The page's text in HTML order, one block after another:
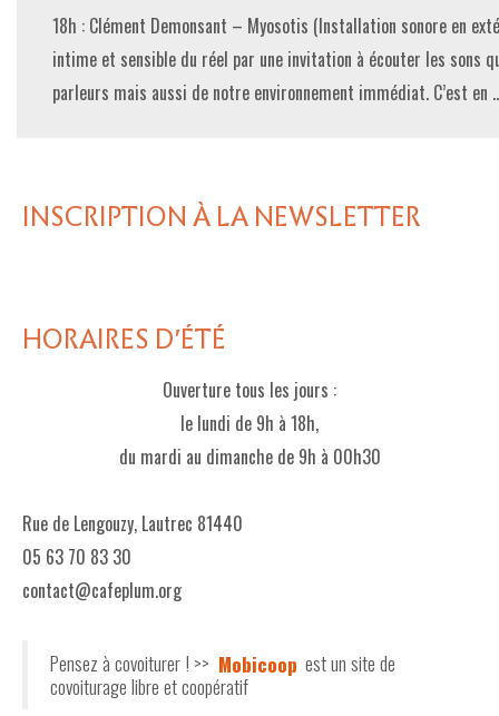
18h : Clément Demonsant – Myosotis (Installation sonore en
intime et sensible du réel par une invitation à écouter les sons
parleurs mais aussi de notre environnement immédiat. C’est en
INSCRIPTION À LA NEWSLETTER
HORAIRES D'ÉTÉ
Ouverture tous les jours :
le lundi de 9h à 18h,
du mardi au dimanche de 9h à 00h30
Rue de Lengouzy, Lautrec 81440
05 63 70 83 30
contact@cafeplum.org
Pensez à covoiturer ! >> Mobicoop est un site de
covoiturage libre et coopératif